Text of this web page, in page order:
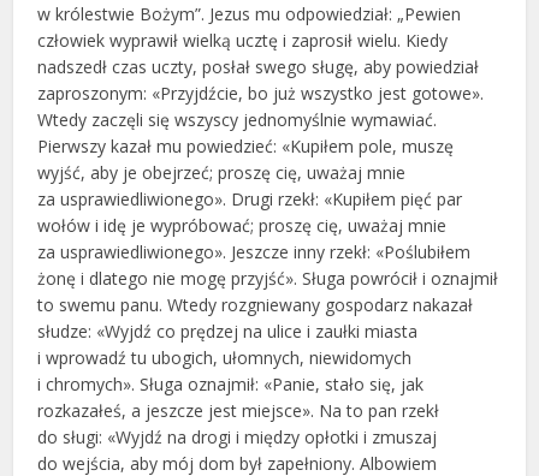
w królestwie Bożym”. Jezus mu odpowiedział: „Pewien
człowiek wyprawił wielką ucztę i zaprosił wielu. Kiedy
nadszedł czas uczty, posłał swego sługę, aby powiedział
zaproszonym: «Przyjdźcie, bo już wszystko jest gotowe».
Wtedy zaczęli się wszyscy jednomyślnie wymawiać.
Pierwszy kazał mu powiedzieć: «Kupiłem pole, muszę
wyjść, aby je obejrzeć; proszę cię, uważaj mnie
za usprawiedliwionego». Drugi rzekł: «Kupiłem pięć par
wołów i idę je wypróbować; proszę cię, uważaj mnie
za usprawiedliwionego». Jeszcze inny rzekł: «Poślubiłem
żonę i dlatego nie mogę przyjść». Sługa powrócił i oznajmił
to swemu panu. Wtedy rozgniewany gospodarz nakazał
słudze: «Wyjdź co prędzej na ulice i zaułki miasta
i wprowadź tu ubogich, ułomnych, niewidomych
i chromych». Sługa oznajmił: «Panie, stało się, jak
rozkazałeś, a jeszcze jest miejsce». Na to pan rzekł
do sługi: «Wyjdź na drogi i między opłotki i zmuszaj
do wejścia, aby mój dom był zapełniony. Albowiem